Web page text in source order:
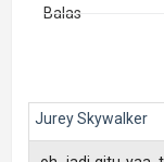
Balas
Jurey Skywalker